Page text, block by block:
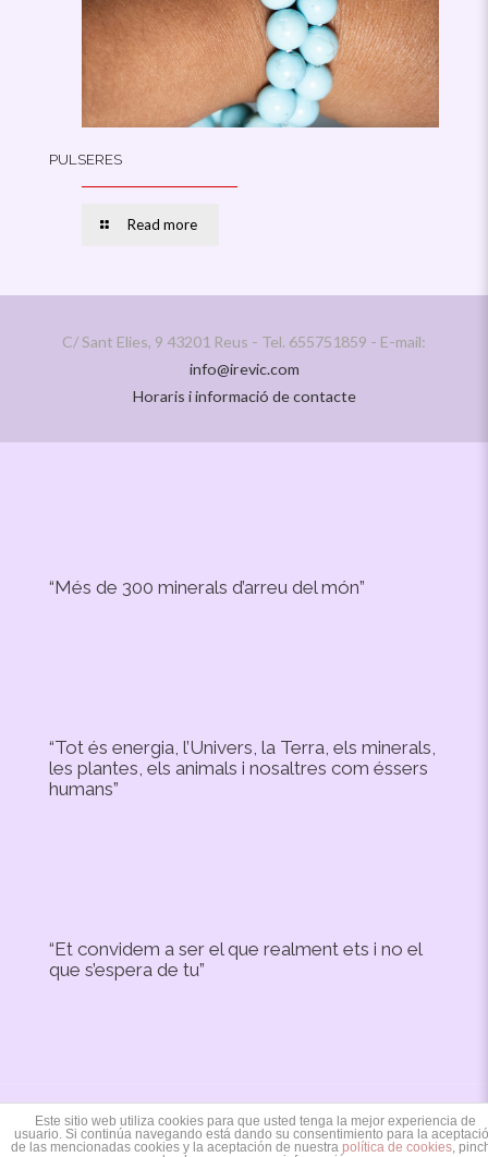
PULSERES
Read more
C/ Sant Elies, 9 43201 Reus - Tel. 655751859 - E-mail:
info@irevic.com
Horaris i informació de contacte
“Més de 300 minerals d’arreu del món”
“Tot és energia, l’Univers, la Terra, els minerals,
les plantes, els animals i nosaltres com éssers
humans”
“Et convidem a ser el que realment ets i no el
que s’espera de tu”
Copyright © 2020 Irevic Designed by: Mercaxip
Este sitio web utiliza cookies para que usted tenga la mejor experiencia de
usuario. Si continúa navegando está dando su consentimiento para la
de las mencionadas cookies y la aceptación de nuestra política de cookies,